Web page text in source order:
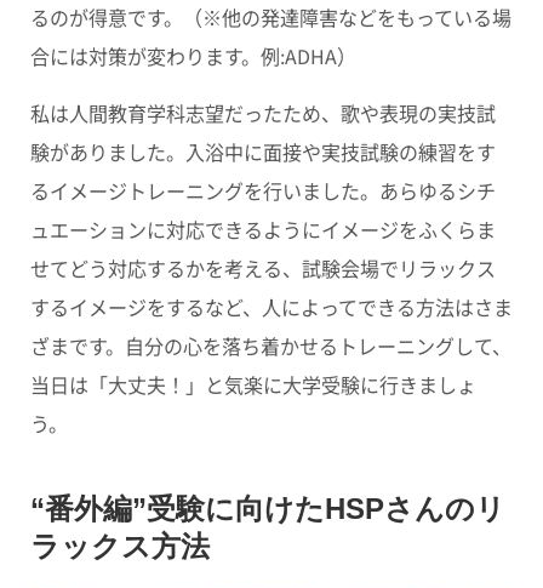
るのが得意です。（※他の発達障害などをもっている場
合には対策が変わります。例:ADHA）
私は人間教育学科志望だったため、歌や表現の実技試
験がありました。入浴中に面接や実技試験の練習をす
るイメージトレーニングを行いました。あらゆるシチ
ュエーションに対応できるようにイメージをふくらま
せてどう対応するかを考える、試験会場でリラックス
するイメージをするなど、人によってできる方法はさま
ざまです。自分の心を落ち着かせるトレーニングして、
当日は「大丈夫！」と気楽に大学受験に行きましょ
う。
“番外編”受験に向けたHSPさんのリ
ラックス方法